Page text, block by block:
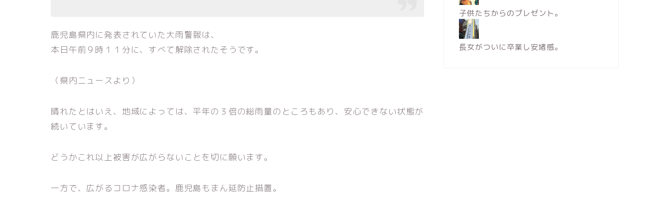
鹿児島県内に発表されていた大雨警報は、
本日午前９時１１分に、すべて解除されたそうです。
（県内ニュースより）
晴れたとはいえ、地域によっては、平年の３倍の総雨量のところもあり、安心できない状態が
続いています。
どうかこれ以上被害が広がらないことを切に願います。
一方で、広がるコロナ感染者。鹿児島もまん延防止措置。
子供たちからのプレゼント。
長女がついに卒業し安堵感。